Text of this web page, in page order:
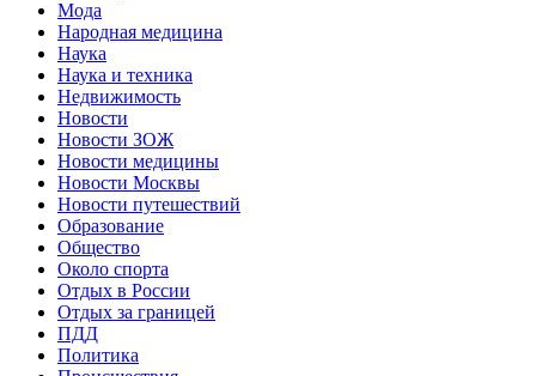
Мода
Народная медицина
Наука
Наука и техника
Недвижимость
Новости
Новости ЗОЖ
Новости медицины
Новости Москвы
Новости путешествий
Образование
Общество
Около спорта
Отдых в России
Отдых за границей
ПДД
Политика